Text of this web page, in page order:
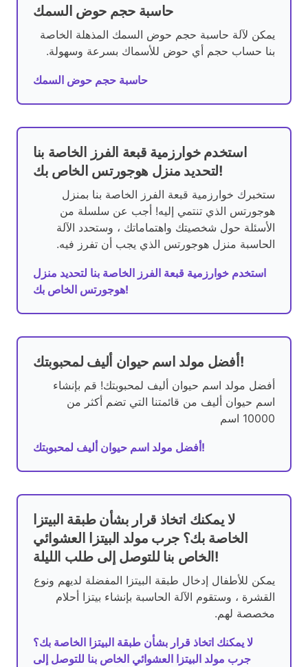
حاسبة حجم حوض السمك
يمكن لآلة حاسبة حجم حوض السمك المذهلة الخاصة
بنا حساب حجم أي حوض للأسماك بسرعة وسهولة.
حاسبة حجم حوض السمك
استخدم خوارزمية قبعة الفرز الخاصة بنا
لتحديد منزل هوجورتس الخاص بك!
ستخبرك خوارزمية قبعة الفرز الخاصة بنا بمنزل
هوجورتس الذي تنتمي إليه! أجب عن سلسلة من
الأسئلة حول شخصيتك واهتماماتك ، وستحدد الآلة
الحاسبة منزل هوجورتس الذي يجب أن تفرز فيه.
استخدم خوارزمية قبعة الفرز الخاصة بنا لتحديد منزل
هوجورتس الخاص بك!
أفضل مولد اسم حيوان أليف لمحبوبتك!
أفضل مولد اسم حيوان أليف لمحبوبتك! قم بإنشاء
اسم حيوان أليف من قائمتنا التي تضم أكثر من
10000 اسم
أفضل مولد اسم حيوان أليف لمحبوبتك!
لا يمكنك اتخاذ قرار بشأن طبقة البيتزا
الخاصة بك؟ جرب مولد البيتزا العشوائي
الخاص بنا للتوصل إلى طلب الليلة!
يمكن للأطفال إدخال طبقة البيتزا المفضلة لديهم ونوع
القشرة ، وستقوم الآلة الحاسبة بإنشاء بيتزا أحلام
مخصصة لهم.
لا يمكنك اتخاذ قرار بشأن طبقة البيتزا الخاصة بك؟
جرب مولد البيتزا العشوائي الخاص بنا للتوصل إلى